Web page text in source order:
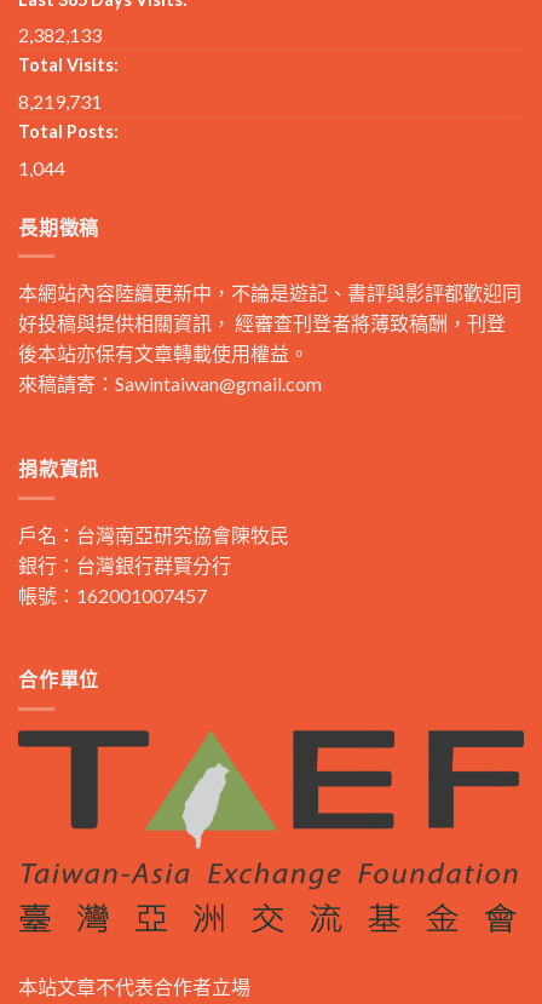
2,382,133
Total Visits:
8,219,731
Total Posts:
1,044
長期徵稿
本網站內容陸續更新中，不論是遊記、書評與影評都歡迎同
好投稿與提供相關資訊， 經審查刊登者將薄致稿酬，刊登
後本站亦保有文章轉載使用權益。
來稿請寄： Sawintaiwan@gmail.com
捐款資訊
戶名：台灣南亞研究協會陳牧民
銀行：台灣銀行群賢分行
帳號：162001007457
合作單位
本站文章不代表合作者立場